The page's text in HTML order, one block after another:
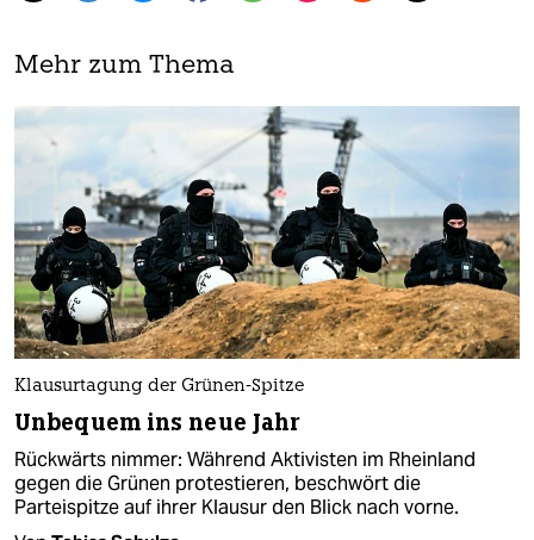
Mehr zum Thema
Klausurtagung der Grünen-Spitze
Unbequem ins neue Jahr
Rückwärts nimmer: Während Ak­ti­vis­ten im Rheinland
gegen die Grünen protestieren, beschwört die
Parteispitze auf ihrer Klausur den Blick nach vorne.